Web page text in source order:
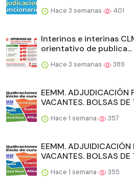
Hace 3 semanas 401
Interinos e interinas
orientativo de publica...
Hace 3 semanas 389
EEMM. ADJUDICACIÓN
VACANTES. BOLSAS DE
Hace 1 semana 357
EEMM. ADJUIDICACIÓN
VACANTES. BOLSAS DE
Hace 1 semana 355